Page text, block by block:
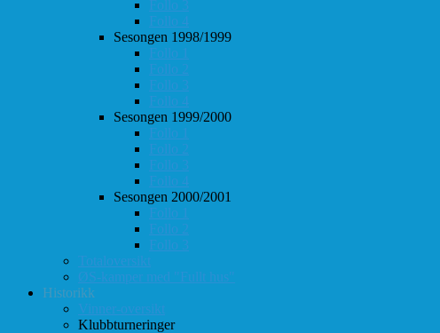
Follo 3
Follo 4
Sesongen 1998/1999
Follo 1
Follo 2
Follo 3
Follo 4
Sesongen 1999/2000
Follo 1
Follo 2
Follo 3
Follo 4
Sesongen 2000/2001
Follo 1
Follo 2
Follo 3
Totaloversikt
ØS-kamper med "Fullt hus"
Historikk
Vinner-oversikt
Klubbturneringer